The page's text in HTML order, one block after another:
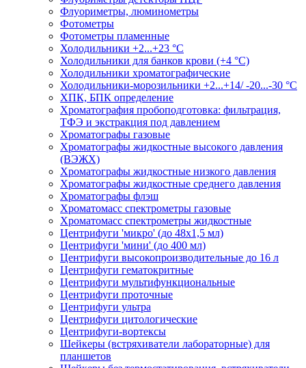
Флуориметры, люминометры
Фотометры
Фотометры пламенные
Холодильники +2...+23 °С
Холодильники для банков крови (+4 °С)
Холодильники хроматографические
Холодильники-морозильники +2...+14/ -20...-30 °C
ХПК, БПК определение
Хроматография пробоподготовка: фильтрация,
ТФЭ и экстракция под давлением
Хроматографы газовые
Хроматографы жидкостные высокого давления
(ВЭЖХ)
Хроматографы жидкостные низкого давления
Хроматографы жидкостные среднего давления
Хроматографы флэш
Хроматомасс спектрометры газовые
Хроматомасс спектрометры жидкостные
Центрифуги 'микро' (до 48x1,5 мл)
Центрифуги 'мини' (до 400 мл)
Центрифуги высокопроизводительные до 16 л
Центрифуги гематокритные
Центрифуги мультифункциональные
Центрифуги проточные
Центрифуги ультра
Центрифуги цитологические
Центрифуги-вортексы
Шейкеры (встряхиватели лабораторные) для
планшетов